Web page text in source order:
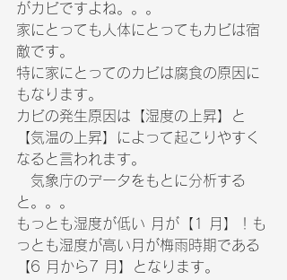
がカビですよね。。。
家にとっても人体にとってもカビは宿
敵です。
特に家にとってのカビは腐食の原因に
もなります。
カビの発生原因は【湿度の上昇】と
【気温の上昇】によって起こりやすく
なると言われます。
気象庁のデータをもとに分析する
と。。。
もっとも湿度が低い 月が【1 月】！も
っとも湿度が高い月が梅雨時期である
【6 月から7 月】となります。